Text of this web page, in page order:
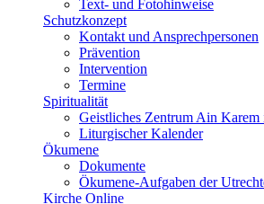
Text- und Fotohinweise
Schutzkonzept
Kontakt und Ansprechpersonen
Prävention
Intervention
Termine
Spiritualität
Geistliches Zentrum Ain Karem
Liturgischer Kalender
Ökumene
Dokumente
Ökumene-Aufgaben der
Kirche Online